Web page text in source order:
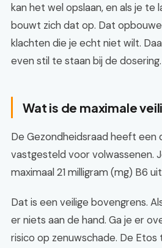
kan het wel opslaan, en als je te
bouwt zich dat op. Dat
klachten die je echt niet wilt.
even stil te staan bij de dosering.
Wat is de maximale
De Gezondheidsraad heeft een
vastgesteld voor volwassenen.
maximaal 21 milligram (mg) B6
Dat is een veilige bovengrens.
er niets aan de hand. Ga je er
risico op zenuwschade. De